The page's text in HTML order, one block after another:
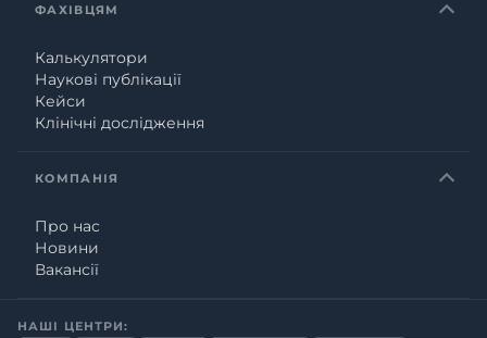
ФАХІВЦЯМ
Калькулятори
Наукові публікації
Кейси
Клінічні дослідження
КОМПАНІЯ
Про нас
Новини
Вакансії
НАШІ ЦЕНТРИ: